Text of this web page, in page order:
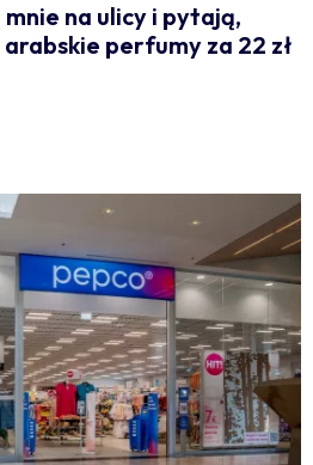
na ulicy i pytają,
perfumy za 22 zł